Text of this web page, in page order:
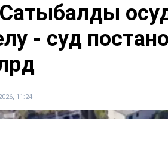
- суд
11:24